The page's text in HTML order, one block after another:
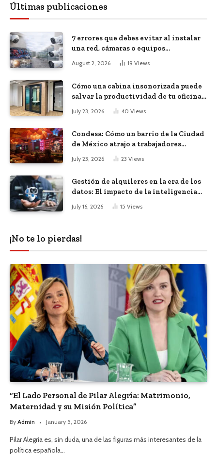
Últimas publicaciones
7 errores que debes evitar al instalar
una red, cámaras o equipos
tecnológicos en una empresa
August 2, 2026 19 Views
Cómo una cabina insonorizada puede
salvar la productividad de tu oficina
July 23, 2026 40 Views
Condesa: Cómo un barrio de la Ciudad
de México atrajo a trabajadores
remotos de todo el mundo
July 23, 2026 23 Views
Gestión de alquileres en la era de los
datos: El impacto de la inteligencia
July 16, 2026 15 Views
¡No te lo pierdas!
“El Lado Personal de Pilar Alegría: Matrimonio,
Maternidad y su Misión Política”
By Admin January 5, 2026
Pilar Alegría es, sin duda, una de las figuras más interesantes de la
política española…